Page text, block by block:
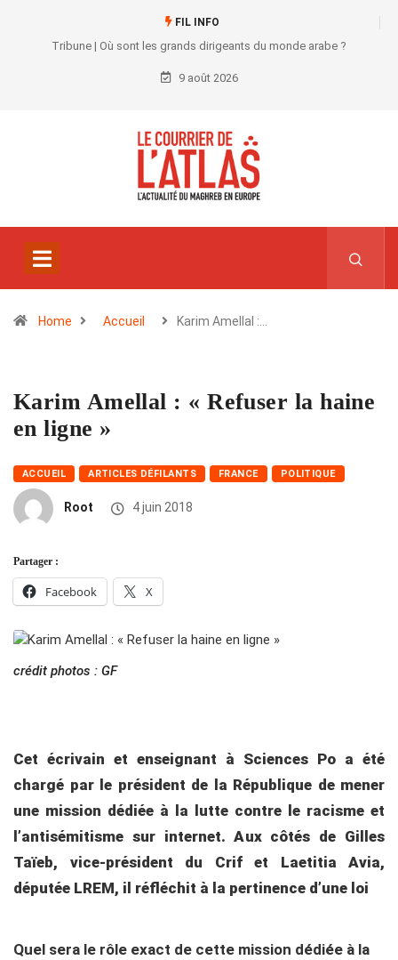
FIL INFO
Tribune | Où sont les grands dirigeants du monde arabe ?
9 août 2026
Home Accueil Karim Amellal :…
Karim Amellal : « Refuser la haine
en ligne »
ACCUEIL ARTICLES DÉFILANTS FRANCE POLITIQUE
Root 4 juin 2018
Partager :
Facebook X
crédit photos : GF
Cet écrivain et enseignant à Sciences Po a été
chargé par le président de la République de mener
une mission dédiée à la lutte contre le racisme et
l’antisémitisme sur internet. Aux côtés de Gilles
Taïeb, vice-président du Crif et Laetitia Avia,
députée LREM, il réfléchit à la pertinence d’une loi
Quel sera le rôle exact de cette mission dédiée à la